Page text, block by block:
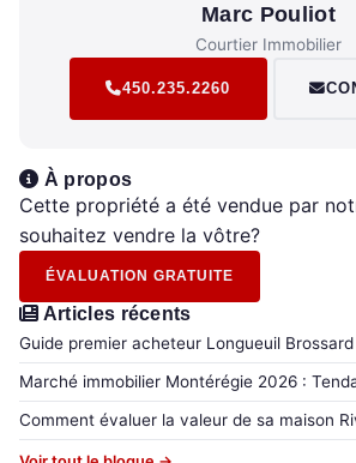
Marc Pouliot
Courtier Immobilier
450.235.2260
À propos
Cette propriété a été vendue par
souhaitez vendre la vôtre?
ÉVALUATION GRATUITE
Articles récents
Guide premier acheteur Longueuil
Marché immobilier Montérégie 2026 :
Comment évaluer la valeur de sa maison